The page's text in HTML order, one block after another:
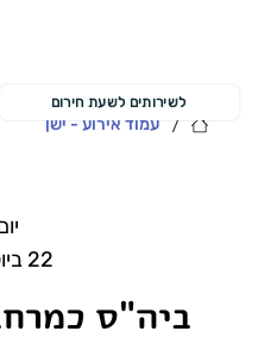
22 ביולי 2024
ביה"ס
/ עמוד אירוע - ישן
לשירותים לשעת חירום